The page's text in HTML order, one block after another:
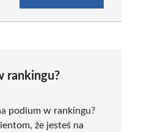
rankingu?
podium w rankingu?
że jesteś na